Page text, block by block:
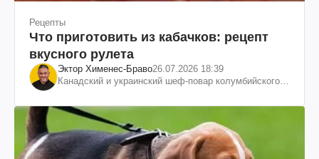
Рецепты
Что приготовить из кабачков: рецепт
вкусного рулета
Эктор Хименес-Браво26.07.2026 18:39
Канадский и украинский шеф-повар колумбийского